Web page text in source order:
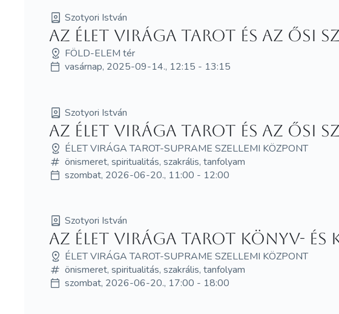
Szotyori István
Az Élet Virága tarot és az ősi
FÖLD-ELEM tér
vasárnap, 2025-09-14., 12:15 - 13:15
Szotyori István
Az Élet Virága Tarot és az ősi
ÉLET VIRÁGA TAROT-SUPRAME SZELLEMI KÖZPONT
önismeret, spiritualitás, szakrális, tanfolyam
szombat, 2026-06-20., 11:00 - 12:00
Szotyori István
Az Élet Virága Tarot Könyv-
ÉLET VIRÁGA TAROT-SUPRAME SZELLEMI KÖZPONT
önismeret, spiritualitás, szakrális, tanfolyam
szombat, 2026-06-20., 17:00 - 18:00